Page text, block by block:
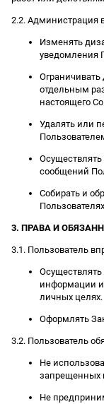
2.2. Администрация
Изменять
уведомления
Ограничивать
отдельным
настоящего
Удалять или
сообщений
Собирать и
3. ПРАВА И
3.1. Пользователь
информации и
личных целях.
Оформлять
3.2. Пользователь
Не
запрещенных
Не